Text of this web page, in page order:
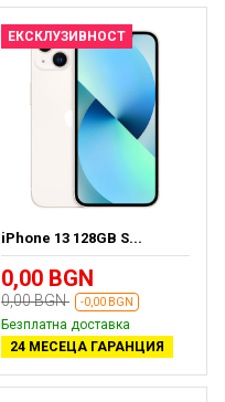
ЕКСКЛУЗИВНОСТ
iPhone 13 128GB S...
0,00 BGN
0,00 BGN -0,00 BGN
Безплатна доставка
24 МЕСЕЦА ГАРАНЦИЯ